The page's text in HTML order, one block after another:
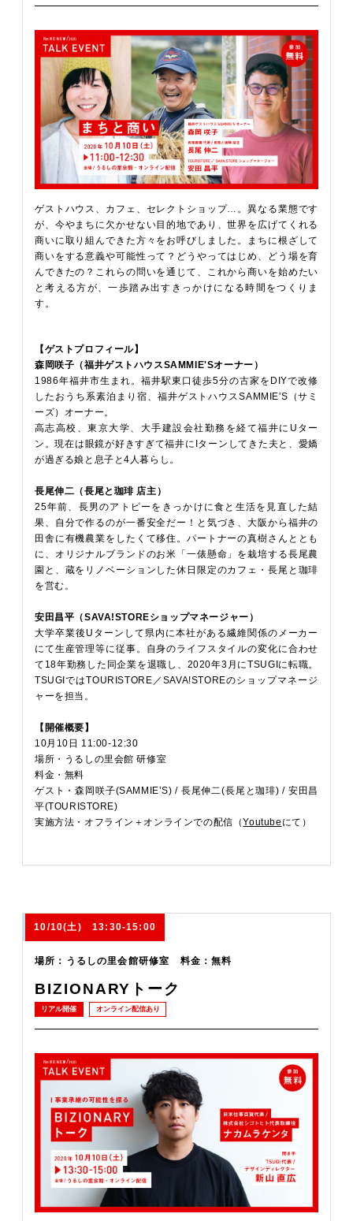
ゲストハウス、カフェ、セレクトショップ…。異なる業態です
が、今やまちに欠かせない目的地であり、世界を広げてくれる
商いに取り組んできた方々をお呼びしました。まちに根ざして
商いをする意義や可能性って？どうやってはじめ、どう場を育
んできたの？これらの問いを通じて、これから商いを始めたい
と考える方が、一歩踏み出すきっかけになる時間をつくりま
す。
【ゲストプロフィール】
森岡咲子（福井ゲストハウスSAMMIE'Sオーナー）
1986年福井市生まれ。福井駅東口徒歩5分の古家をDIYで改修
したおうち系素泊まり宿、福井ゲストハウスSAMMIE'S（サミ
ーズ）オーナー。
高志高校、東京大学、大手建設会社勤務を経て福井にUター
ン。現在は眼鏡が好きすぎて福井にIターンしてきた夫と、愛嬌
が過ぎる娘と息子と4人暮らし。
長尾伸二（長尾と珈琲 店主）
25年前、長男のアトピーをきっかけに食と生活を見直した結
果、自分で作るのが一番安全だー！と気づき、大阪から福井の
田舎に有機農業をしたくて移住。パートナーの真樹さんととも
に、オリジナルブランドのお米「一俵懸命」を栽培する長尾農
園と、蔵をリノベーションした休日限定のカフェ・長尾と珈琲
を営む。
安田昌平（SAVA!STOREショップマネージャー）
大学卒業後Uターンして県内に本社がある繊維関係のメーカー
にて生産管理等に従事。自身のライフスタイルの変化に合わせ
て18年勤務した同企業を退職し、2020年3月にTSUGIに転職。
TSUGIではTOURISTORE／SAVA!STOREのショップマネージ
ャーを担当。
【開催概要】
10月10日 11:00-12:30
場所・うるしの里会館 研修室
料金・無料
ゲスト・森岡咲子(SAMMIE’S) / 長尾伸二(長尾と珈琲) / 安田昌
平(TOURISTORE)
実施方法・オフライン＋オンラインでの配信（Youtube にて）
10/10(土) 13:30-15:00
場所：うるしの里会館研修室 料金：無料
BIZIONARYトーク
リアル開催 オンライン配信あり